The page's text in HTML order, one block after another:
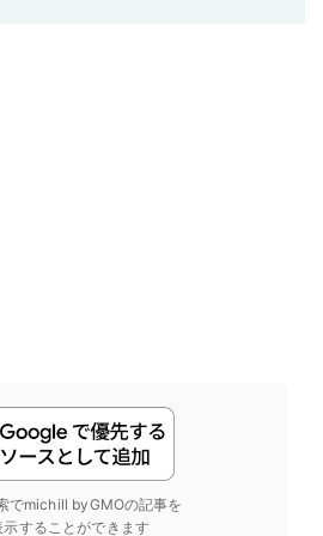
でmichill byGMOの記事を
示することができます